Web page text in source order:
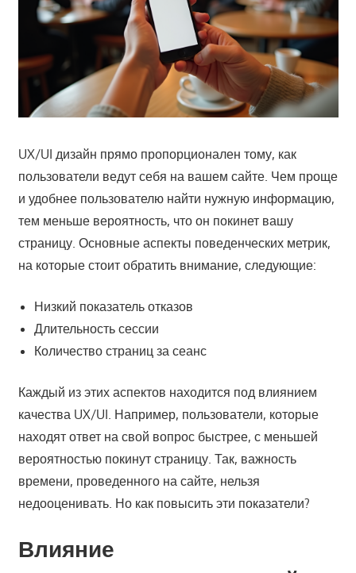
UX/UI дизайн прямо пропорционален тому, как
пользователи ведут себя на вашем сайте. Чем проще
и удобнее пользователю найти нужную информацию,
тем меньше вероятность, что он покинет вашу
страницу. Основные аспекты поведенческих метрик,
на которые стоит обратить внимание, следующие:
Низкий показатель отказов
Длительность сессии
Количество страниц за сеанс
Каждый из этих аспектов находится под влиянием
качества UX/UI. Например, пользователи, которые
находят ответ на свой вопрос быстрее, с меньшей
вероятностью покинут страницу. Так, важность
времени, проведенного на сайте, нельзя
недооценивать. Но как повысить эти показатели?
Влияние